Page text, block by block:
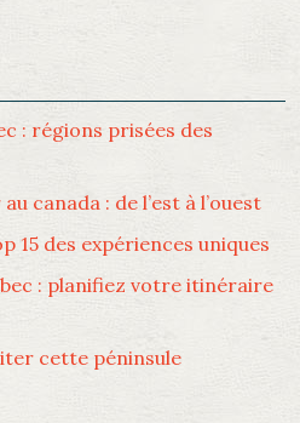
: régions prisées des
canada : de l’est à l’ouest
15 des expériences uniques
: planifiez votre itinéraire
cette péninsule